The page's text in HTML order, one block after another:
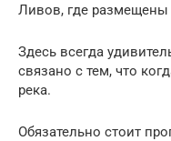
Ливов, где
Здесь всегда
связано с тем, что
река.
Обязательно стоит